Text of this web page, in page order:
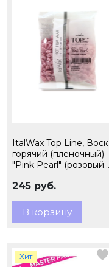
ItalWax Top Line, Воск
горячий (пленочный)
"Pink Pearl" (розовый
(Ч/З)
245 руб.
В корзину
Хит